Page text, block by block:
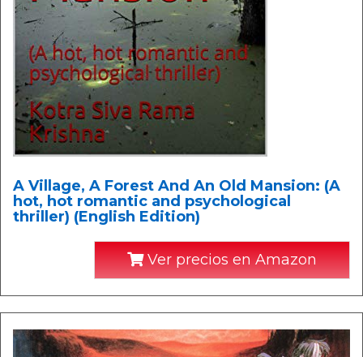
A Village, A Forest And An Old Mansion: (A
hot, hot romantic and psychological
thriller) (English Edition)
Ver precios en Amazon